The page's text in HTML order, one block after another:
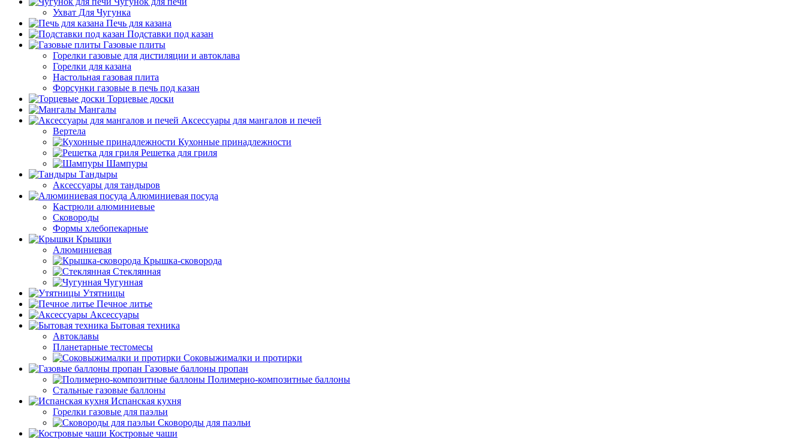
Ухват Для Чугунка
Печь для казана
Подставки под казан
Газовые плиты
Горелки газовые для дистиляции и автоклава
Горелки для казана
Настольная газовая плита
Форсунки газовые в печь под казан
Торцевые доски
Мангалы
Аксессуары для мангалов и печей
Вертела
Кухонные принадлежности
Решетка для гриля
Шампуры
Тандыры
Аксессуары для тандыров
Алюминиевая посуда
Кастрюли алюминиевые
Сковороды
Формы хлебопекарные
Крышки
Алюминиевая
Крышка-сковорода
Стеклянная
Чугунная
Утятницы
Печное литье
Аксессуары
Бытовая техника
Автоклавы
Планетарные тестомесы
Соковыжималки и протирки
Газовые баллоны пропан
Полимерно-композитные баллоны
Стальные газовые баллоны
Испанская кухня
Горелки газовые для паэльи
Сковороды для паэльи
Костровые чаши